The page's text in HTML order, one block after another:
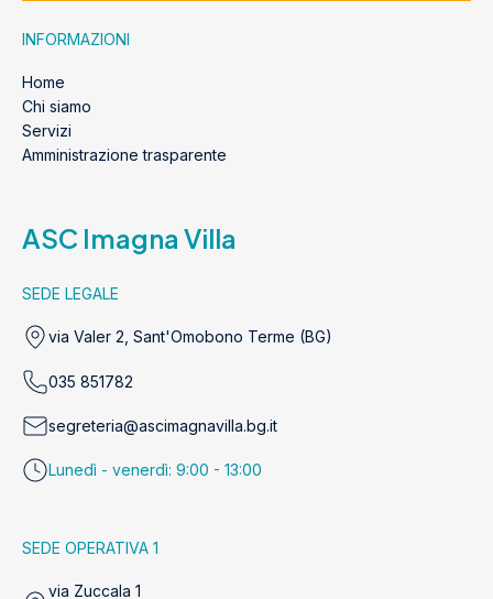
INFORMAZIONI
Home
Chi siamo
Servizi
Amministrazione trasparente
ASC Imagna Villa
SEDE LEGALE
via Valer 2, Sant'Omobono Terme (BG)
035 851782
segreteria@ascimagnavilla.bg.it
Lunedì - venerdì: 9:00 - 13:00
SEDE OPERATIVA 1
via Zuccala 1